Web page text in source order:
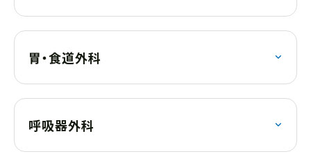
胃・食道外科
呼吸器外科